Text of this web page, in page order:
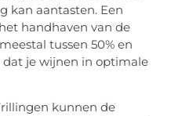
kan aantasten. Een
handhaven van de
tussen 50% en
dat je wijnen in optimale
kunnen de